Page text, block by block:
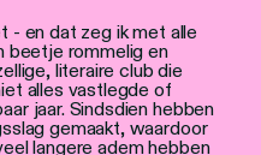
- en dat zeg ik met alle
beetje rommelig en
literaire club die
alles vastlegde of
jaar. Sindsdien hebben
gemaakt, waardoor
langere adem hebben